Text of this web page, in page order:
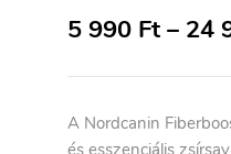
5 990 Ft – 24
A Nordcanin
és esszenciális